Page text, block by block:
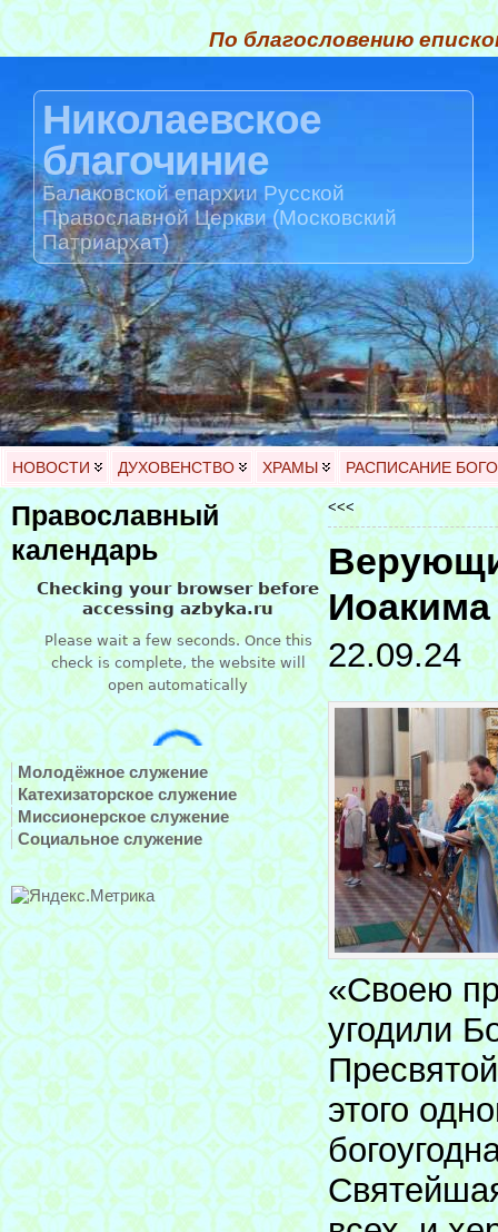
По благословению
Николаевское
благочиние
Балаковской епархии Русской
Православной Церкви (Московский
Патриархат)
НОВОСТИ ДУХОВЕНСТВО ХРАМЫ РАСПИСАНИЕ
Православный
календарь
Молодёжное служение
Катехизаторское служение
Миссионерское служение
Социальное служение
<<<
22.09.24
«Своею
угодили
этого